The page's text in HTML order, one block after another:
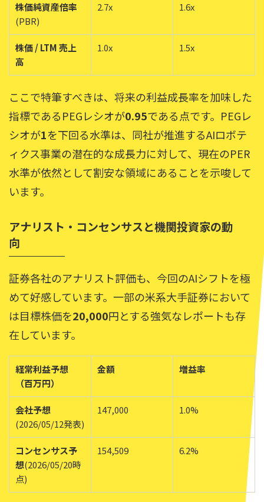
株価純資産倍率
(PBR)
2.7x 1.6x
株価 / LTM 売上
高
1.0x 1.5x
ここで特筆すべきは、将来の利益成長率を加味した
指標であるPEGレシオが0.95である点です。PEGレ
シオが1を下回る水準は、同社が推進するAIロボテ
ィクス事業の潜在的な成長力に対して、現在のPER
水準が依然として割安な領域にあることを示唆して
います。
アナリスト・コンセンサスと機関投資家の動
向
証券各社のアナリスト評価も、今回のAIシフトを極
めて好感しています。一部の米系大手証券において
は目標株価を20,000円とする強気なレポートも存
在しています。
経常利益予想
（百万円）
金額 増益率
会社予想
(2026/05/12発表)
147,000 1.0%
コンセンサス予
想(2026/05/20時
点)
154,509 6.2%